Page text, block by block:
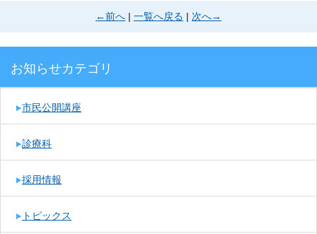
←前へ | 一覧へ戻る | 次へ→
お知らせカテゴリ
市民公開講座
診療科
採用情報
トピックス